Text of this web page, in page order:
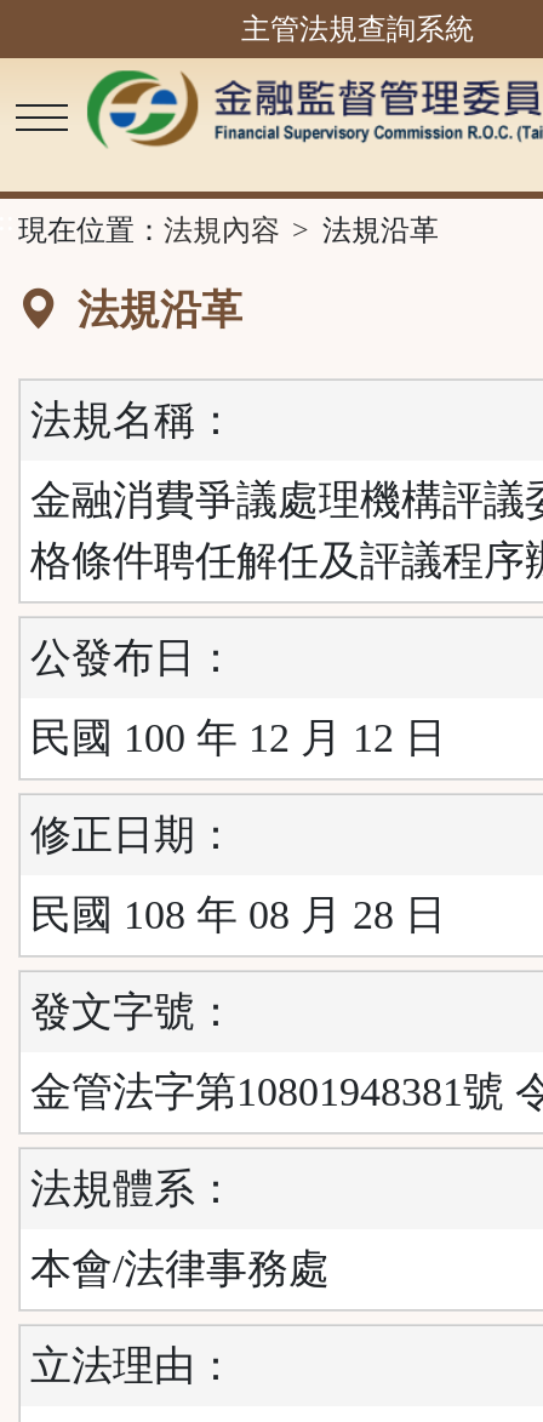
內
容
主管法規查詢系統
現在位置： 法規內容 法規沿革
法規沿革
法規名稱：
金融消費爭議處理機構評議
格條件聘任解任及評議程序
公發布日：
民國 100 年 12 月 12 日
修正日期：
民國 108 年 08 月 28 日
發文字號：
金管法字第10801948381號
法規體系：
本會/法律事務處
立法理由：